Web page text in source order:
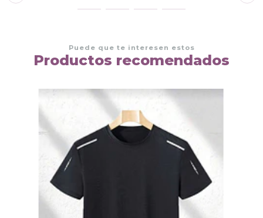
Puede que te interesen estos
Productos recomendados